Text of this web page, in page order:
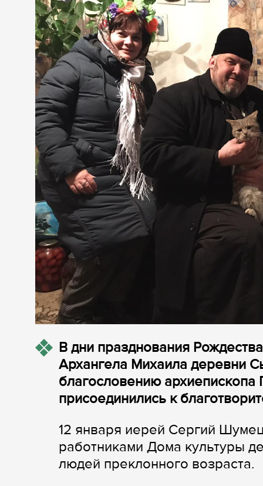
В дни празднования
Архангела Михаила деревни
благословению архиепископа
присоединились к
12 января иерей Сергий
работниками Дома культуры
людей преклонного возраста.